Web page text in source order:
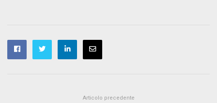
Articolo precedente